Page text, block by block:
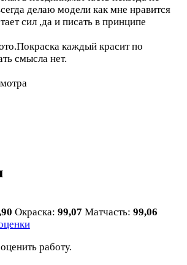
делаю модели как мне нравится
сил ,да и писать в принципе
каждый красит по
смысла нет.
Окраска: 99,07 Матчасть: 99,06
работу.